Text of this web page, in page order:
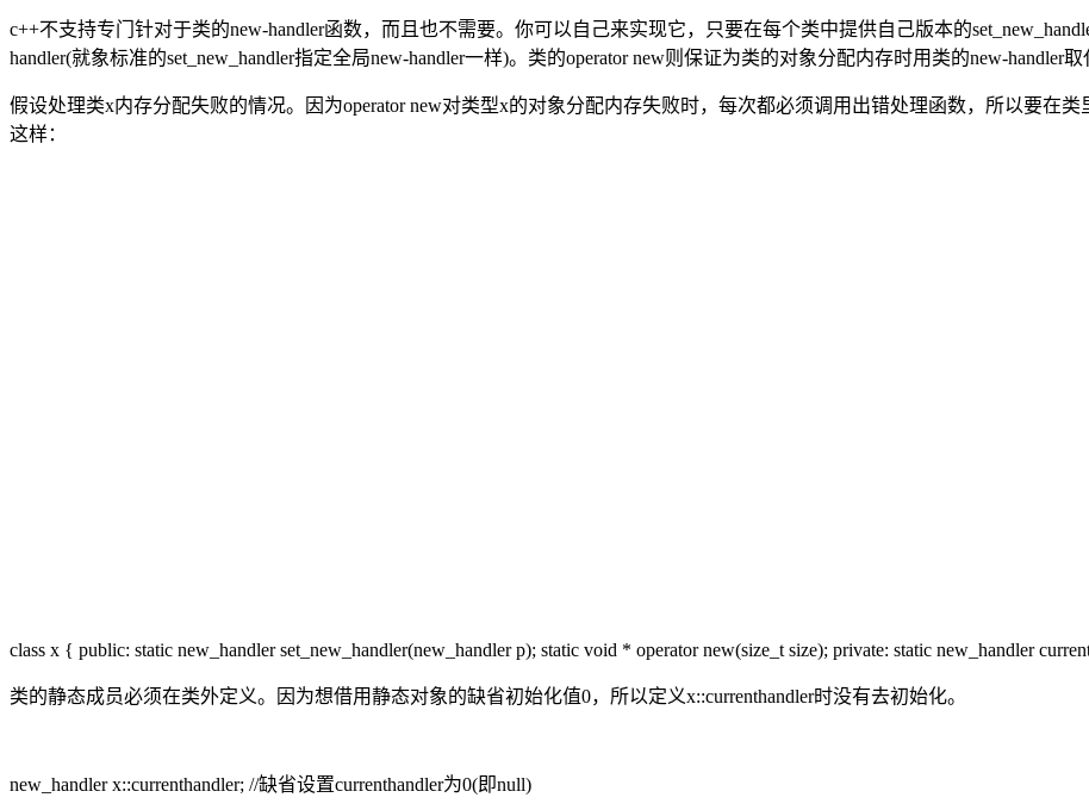
c++不支持专门针对于类的new-handler函数，而且也不需要。你可以自己来实现它，只要在每个类中提供自己版本的
handler(就象标准的set_new_handler指定全局new-handler一样)。类的operator new则保证为类的对象分配内存时用类的new-handler取
假设处理类x内存分配失败的情况。因为operator new对类型x的对象分配内存失败时，每次都必须调用出错处理函数，所以要在
这样：
class x { public: static new_handler set_new_handler(new_handler p); static void * operator new(size_t size); private: static new_handler
类的静态成员必须在类外定义。因为想借用静态对象的缺省初始化值0，所以定义x::currenthandler时没有去初始化。
new_handler x::currenthandler; //缺省设置currenthandler为0(即null)